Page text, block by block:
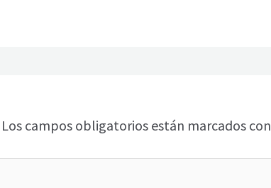
Los campos obligatorios están marcados con